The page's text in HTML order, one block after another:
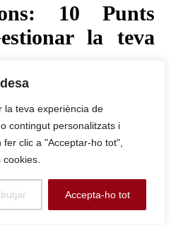
la teva experiència de
contingut personalitzats i
clic a "Acceptar-ho tot",
Accepta-ho tot
10 Punts
la teva
digital en l’actualitat requereix
que s’assemblen a
aplicades en l’àmbit
de l’Autenticació de Dos